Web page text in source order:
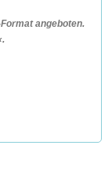
angeboten.